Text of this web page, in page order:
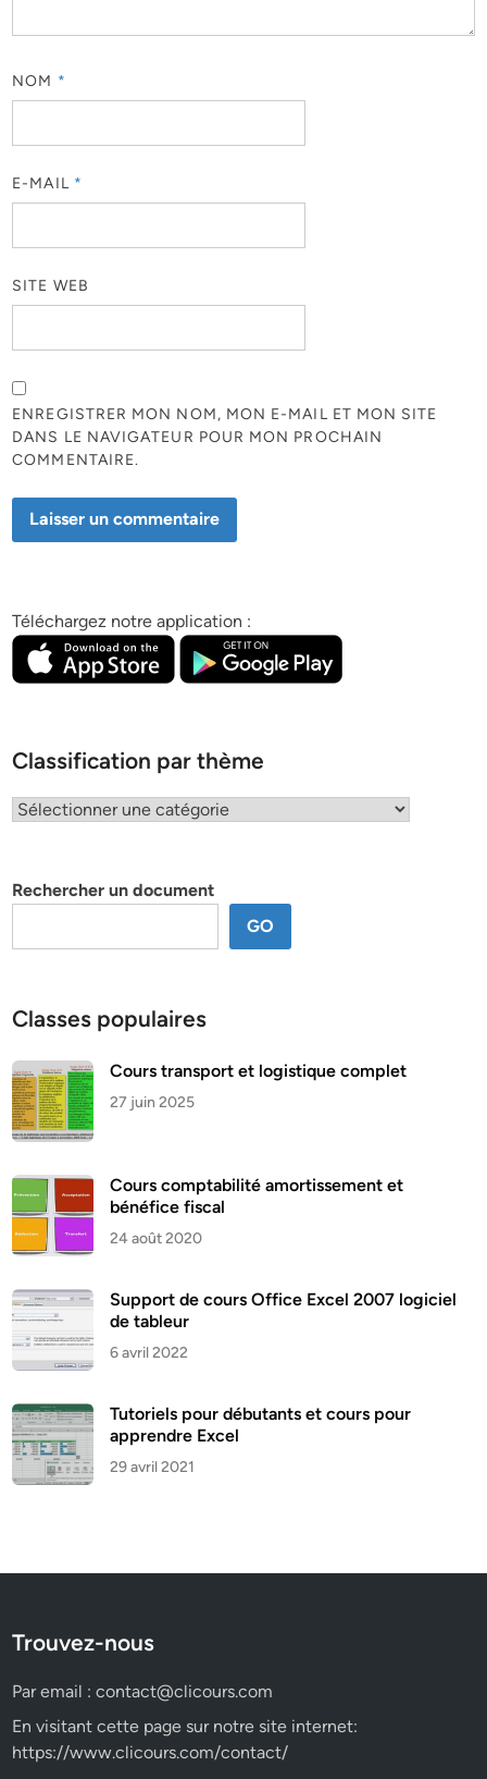
NOM *
E-MAIL *
SITE WEB
ENREGISTRER MON NOM, MON E-MAIL ET MON SITE
DANS LE NAVIGATEUR POUR MON PROCHAIN
COMMENTAIRE.
Téléchargez notre application :
Classification par thème
Classification
Rechercher un document
GO
Classes populaires
Cours transport et logistique complet
27 juin 2025
Cours comptabilité amortissement et
bénéfice fiscal
24 août 2020
Support de cours Office Excel 2007 logiciel
de tableur
6 avril 2022
Tutoriels pour débutants et cours pour
apprendre Excel
29 avril 2021
Trouvez-nous
Par email :contact@clicours.com
En visitant cette page sur notre site internet:
https://www.clicours.com/contact/